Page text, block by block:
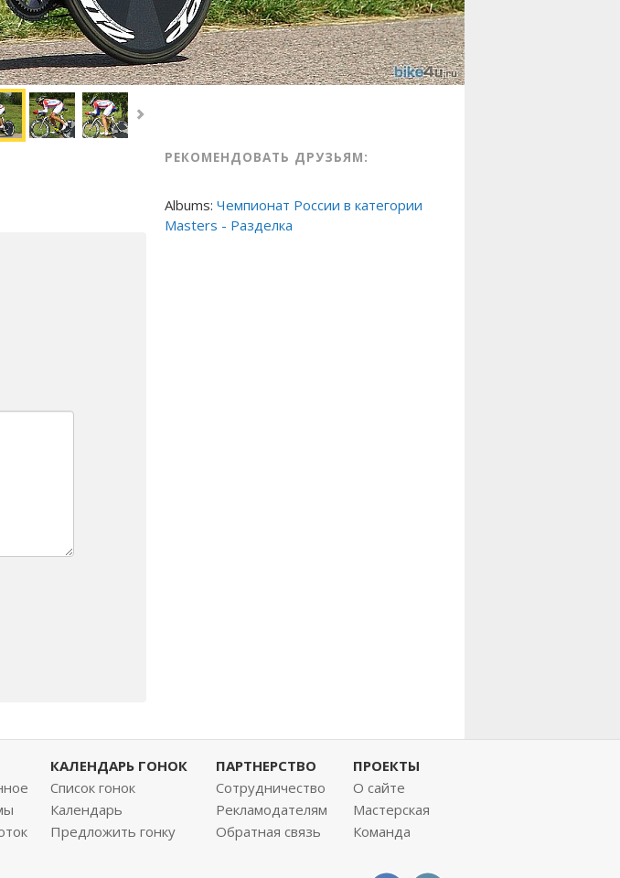
РЕКОМЕНДОВАТЬ ДРУЗЬЯМ:
Albums: Чемпионат России в категории
Masters - Разделка
КАЛЕНДАРЬ ГОНОК
Список гонок
Календарь
Предложить гонку
ПАРТНЕРСТВО
Сотрудничество
Рекламодателям
Обратная связь
ПРОЕКТЫ
О сайте
Мастерская
Команда